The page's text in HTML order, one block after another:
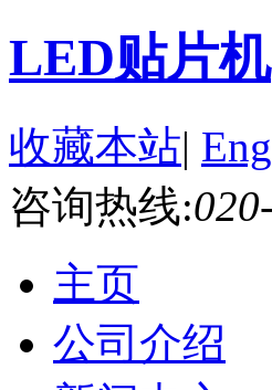
LED贴片机
收藏本站|
咨询热线:
主页
公司介绍